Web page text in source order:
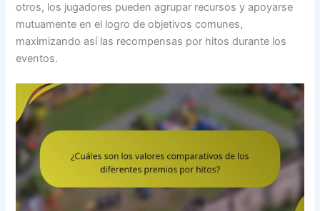
otros, los jugadores pueden agrupar recursos y apoyarse
mutuamente en el logro de objetivos comunes,
maximizando así las recompensas por hitos durante los
eventos.